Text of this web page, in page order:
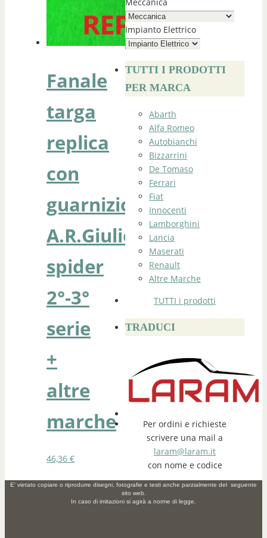
Fanale
targa
replica
con
guarnizione
A.R.Giulietta
spider
2°-3°
serie
+
altre
marche
46,36 €
Impianto Elettrico
TUTTI I PRODOTTI
PER MARCA
Abarth
Alfa Romeo
Autobianchi
Bizzarrini
De Tomaso
Ferrari
Fiat
Innocenti
Lamborghini
Lancia
Maserati
Renault
Altre Marche
TUTTI i prodotti
TRADUCI
Per ordini e richieste
scrivere una mail a
laram@laram.it
con nome e codice
E' vietato copiare o riprodurre disegni, fotografie e testi anche parzialmente del seguente
sito web.
In caso di imitazioni si agirà a norme di legge.